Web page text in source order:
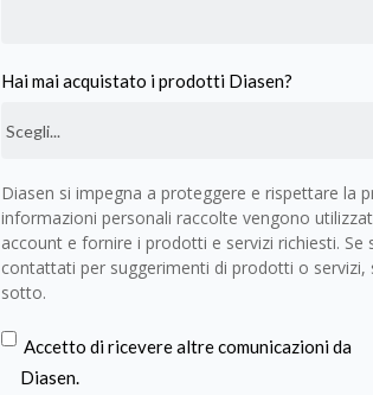
Hai mai acquistato i prodotti Diasen?
Diasen si impegna a proteggere e rispettare la
informazioni personali raccolte vengono
account e fornire i prodotti e servizi richiesti. Se
contattati per suggerimenti di prodotti o servizi,
sotto.
Accetto di ricevere altre comunicazioni da
Diasen.